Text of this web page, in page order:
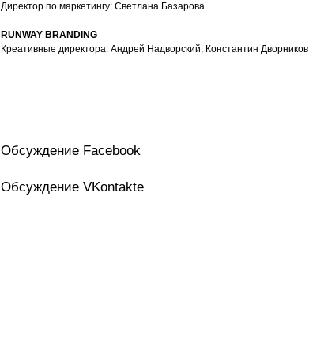
Директор по маркетингу: Светлана Базарова
RUNWAY BRANDING
Креативные директора: Андрей Надворский, Константин Дворников
Обсуждение Facebook
Обсуждение VKontakte